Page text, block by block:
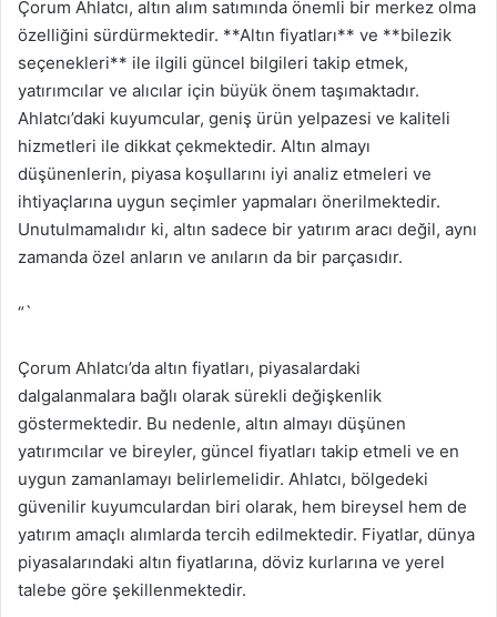
Çorum Ahlatcı, altın alım satımında önemli bir merkez olma
özelliğini sürdürmektedir. **Altın fiyatları** ve **bilezik
seçenekleri** ile ilgili güncel bilgileri takip etmek,
yatırımcılar ve alıcılar için büyük önem taşımaktadır.
Ahlatcı’daki kuyumcular, geniş ürün yelpazesi ve kaliteli
hizmetleri ile dikkat çekmektedir. Altın almayı
düşünenlerin, piyasa koşullarını iyi analiz etmeleri ve
ihtiyaçlarına uygun seçimler yapmaları önerilmektedir.
Unutulmamalıdır ki, altın sadece bir yatırım aracı değil, aynı
zamanda özel anların ve anıların da bir parçasıdır.
“`
Çorum Ahlatcı’da altın fiyatları, piyasalardaki
dalgalanmalara bağlı olarak sürekli değişkenlik
göstermektedir. Bu nedenle, altın almayı düşünen
yatırımcılar ve bireyler, güncel fiyatları takip etmeli ve en
uygun zamanlamayı belirlemelidir. Ahlatcı, bölgedeki
güvenilir kuyumculardan biri olarak, hem bireysel hem de
yatırım amaçlı alımlarda tercih edilmektedir. Fiyatlar, dünya
piyasalarındaki altın fiyatlarına, döviz kurlarına ve yerel
talebe göre şekillenmektedir.